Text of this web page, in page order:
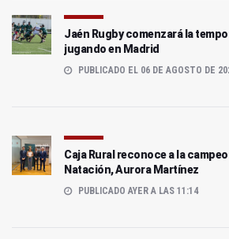
Jaén Rugby comenzará la
jugando en Madrid
PUBLICADO EL 06 DE AGOSTO DE
Caja Rural reconoce a la
Natación, Aurora Martínez
PUBLICADO AYER A LAS 11:14